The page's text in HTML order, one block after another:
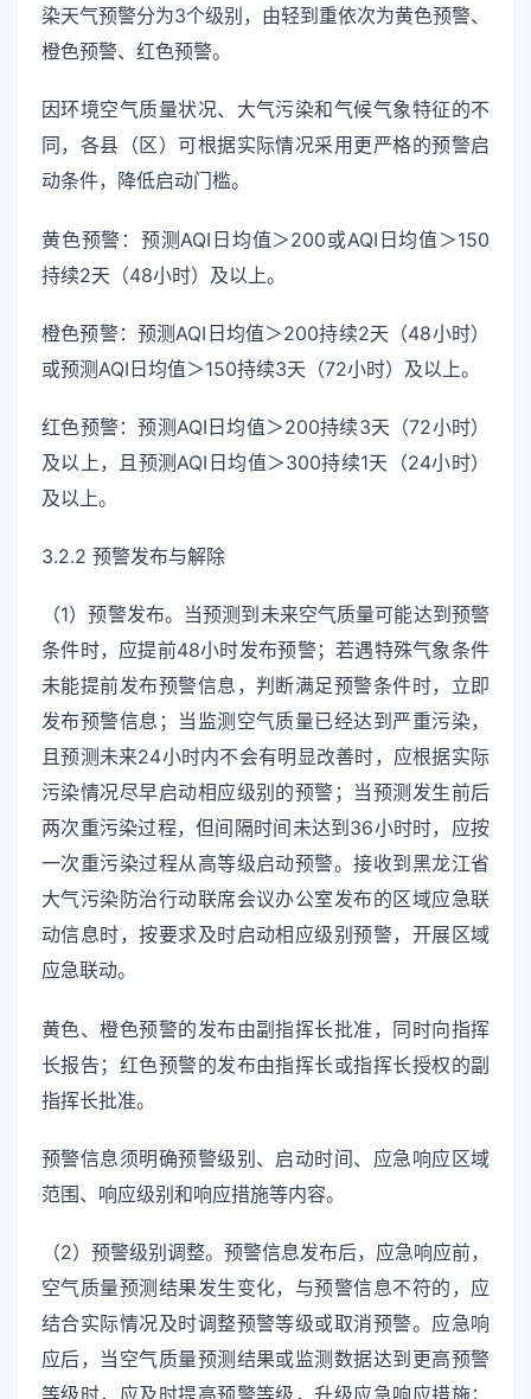
染天气预警分为3个级别，由轻到重依次为黄色预警、
橙色预警、红色预警。
因环境空气质量状况、大气污染和气候气象特征的不
同，各县（区）可根据实际情况采用更严格的预警启
动条件，降低启动门槛。
黄色预警：预测AQI日均值＞200或AQI日均值＞150
持续2天（48小时）及以上。
橙色预警：预测AQI日均值＞200持续2天（48小时）
或预测AQI日均值＞150持续3天（72小时）及以上。
红色预警：预测AQI日均值＞200持续3天（72小时）
及以上，且预测AQI日均值＞300持续1天（24小时）
及以上。
3.2.2 预警发布与解除
（1）预警发布。当预测到未来空气质量可能达到预警
条件时，应提前48小时发布预警；若遇特殊气象条件
未能提前发布预警信息，判断满足预警条件时，立即
发布预警信息；当监测空气质量已经达到严重污染，
且预测未来24小时内不会有明显改善时，应根据实际
污染情况尽早启动相应级别的预警；当预测发生前后
两次重污染过程，但间隔时间未达到36小时时，应按
一次重污染过程从高等级启动预警。接收到黑龙江省
大气污染防治行动联席会议办公室发布的区域应急联
动信息时，按要求及时启动相应级别预警，开展区域
应急联动。
黄色、橙色预警的发布由副指挥长批准，同时向指挥
长报告；红色预警的发布由指挥长或指挥长授权的副
指挥长批准。
预警信息须明确预警级别、启动时间、应急响应区域
范围、响应级别和响应措施等内容。
（2）预警级别调整。预警信息发布后，应急响应前，
空气质量预测结果发生变化，与预警信息不符的，应
结合实际情况及时调整预警等级或取消预警。应急响
应后，当空气质量预测结果或监测数据达到更高预警
等级时，应及时提高预警等级，升级应急响应措施；